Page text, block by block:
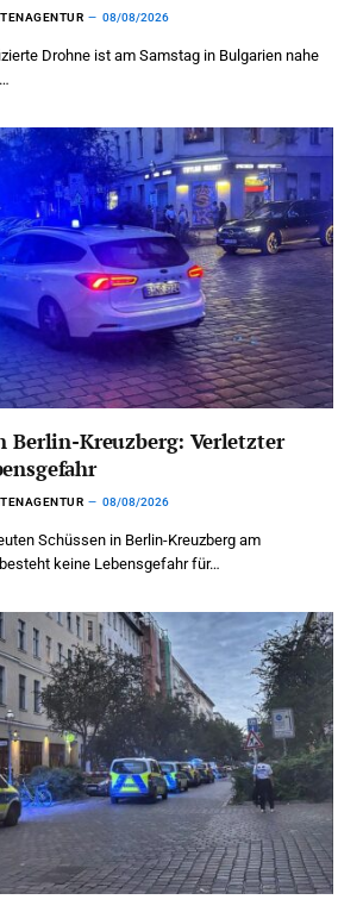
08/08/2026
Drohne ist am Samstag in Bulgarien nahe
Berlin-Kreuzberg: Verletzter
08/08/2026
Schüssen in Berlin-Kreuzberg am
keine Lebensgefahr für…